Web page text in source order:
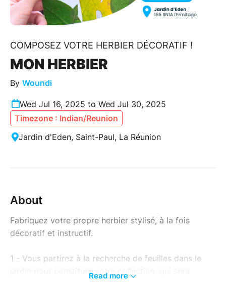
COMPOSEZ VOTRE HERBIER DÉCORATIF !
MON HERBIER
By Woundi
Wed Jul 16, 2025 to Wed Jul 30, 2025
Timezone : Indian/Reunion
Jardin d'Eden, Saint-Paul, La Réunion
About
Fabriquez votre propre herbier stylisé, à la fois
décoratif et instructif.
1 - Vous partirez à la recherche de feuilles dans le
jardin pour constituer votre collection, qui sera
Read more